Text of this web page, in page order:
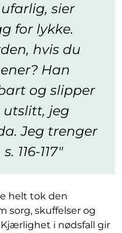
sier
for lykke.
hvis du
Han
og slipper
utslitt, jeg
Jeg trenger
116-117
helt tok den
sorg, skuffelser og
Kjærlighet i nødsfall gir